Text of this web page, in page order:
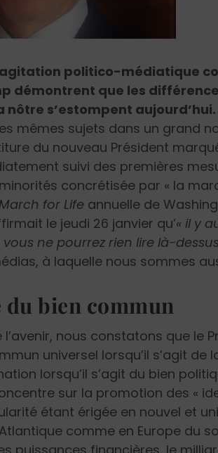
politico-médiatique
démontrent que les
nôtre s’estompent aujourd’hui.
mêmes sujets dans un grand
du nouveau Président
suivi des premières
concrétisée par « la
March for Life annuelle de
le jeudi 26 janvier qu’« il y
ne pourrez rien lire là-
à laquelle nous sommes
du bien commun
l’avenir, nous constatons que le
universel lorsqu’il s’agit
lorsqu’il s’agit du bien
sur la promotion des «
étant érigée en nouvel et
comme en Europe du